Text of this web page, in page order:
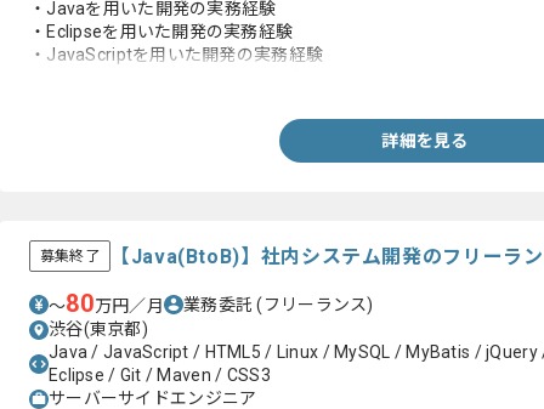
・Javaを用いた開発の実務経験
・Eclipseを用いた開発の実務経験
・JavaScriptを用いた開発の実務経験
詳細を見る
募集終了 【Java(BtoB)】社内システム開発のフリーラ
〜80万円／月 業務委託(フリーランス)
渋谷(東京都)
Java / JavaScript / HTML5 / Linux / MySQL / MyBatis /
Eclipse / Git / Maven / CSS3
サーバーサイドエンジニア